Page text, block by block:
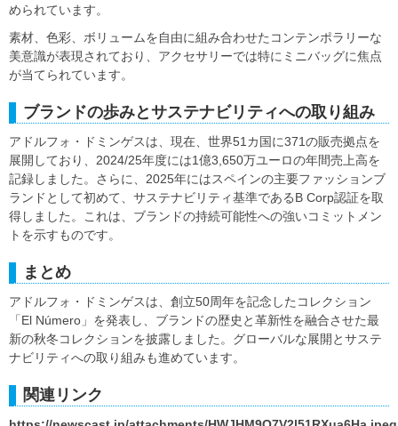
められています。
素材、色彩、ボリュームを自由に組み合わせたコンテンポラリーな
美意識が表現されており、アクセサリーでは特にミニバッグに焦点
が当てられています。
ブランドの歩みとサステナビリティへの取り組み
アドルフォ・ドミンゲスは、現在、世界51カ国に371の販売拠点を
展開しており、2024/25年度には1億3,650万ユーロの年間売上高を
記録しました。さらに、2025年にはスペインの主要ファッションブ
ランドとして初めて、サステナビリティ基準であるB Corp認証を取
得しました。これは、ブランドの持続可能性への強いコミットメン
トを示すものです。
まとめ
アドルフォ・ドミンゲスは、創立50周年を記念したコレクション
「El Número」を発表し、ブランドの歴史と革新性を融合させた最
新の秋冬コレクションを披露しました。グローバルな展開とサステ
ナビリティへの取り組みも進めています。
関連リンク